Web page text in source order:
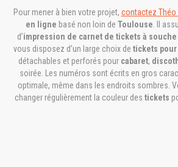
Pour mener à bien votre projet, contactez Théo
en ligne basé non loin de Toulouse. Il
d’impression de carnet de tickets à
vous disposez d’un large choix de tickets
détachables et perforés pour cabaret,
soirée. Les numéros sont écrits en gros
optimale, même dans les endroits sombres.
changer régulièrement la couleur des tickets